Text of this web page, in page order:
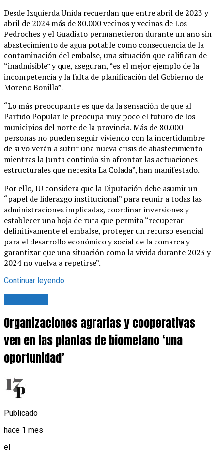
Desde Izquierda Unida recuerdan que entre abril de 2023 y
abril de 2024 más de 80.000 vecinos y vecinas de Los
Pedroches y el Guadiato permanecieron durante un año sin
abastecimiento de agua potable como consecuencia de la
contaminación del embalse, una situación que califican de
“inadmisible” y que, aseguran, “es el mejor ejemplo de la
incompetencia y la falta de planificación del Gobierno de
Moreno Bonilla”.
“Lo más preocupante es que da la sensación de que al
Partido Popular le preocupa muy poco el futuro de los
municipios del norte de la provincia. Más de 80.000
personas no pueden seguir viviendo con la incertidumbre
de si volverán a sufrir una nueva crisis de abastecimiento
mientras la Junta continúa sin afrontar las actuaciones
estructurales que necesita La Colada”, han manifestado.
Por ello, IU considera que la Diputación debe asumir un
“papel de liderazgo institucional” para reunir a todas las
administraciones implicadas, coordinar inversiones y
establecer una hoja de ruta que permita “recuperar
definitivamente el embalse, proteger un recurso esencial
para el desarrollo económico y social de la comarca y
garantizar que una situación como la vivida durante 2023 y
2024 no vuelva a repetirse”.
Continuar leyendo
Organizaciones agrarias y cooperativas
ven en las plantas de biometano ‘una
oportunidad’
Publicado
hace 1 mes
el